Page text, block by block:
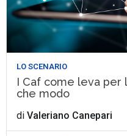
LO SCENARIO
I Caf come leva per
che modo
diValeriano Canepari